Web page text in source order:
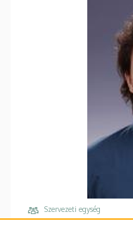
Szervezeti egység